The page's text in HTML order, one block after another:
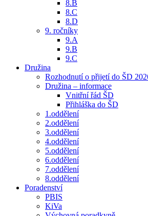
8.B
8.C
8.D
9. ročníky
9.A
9.B
9.C
Družina
Rozhodnutí o přijetí do ŠD
Družina – informace
Vnitřní řád ŠD
Přihláška do ŠD
1.oddělení
2.oddělení
3.oddělení
4.oddělení
5.oddělení
6.oddělení
7.oddělení
8.oddělení
Poradenství
PBIS
KiVa